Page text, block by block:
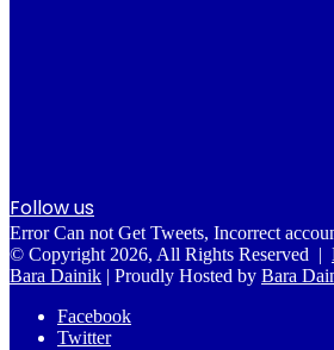
Follow us
Error Can not Get Tweets, Incorrect
© Copyright 2026, All Rights Reserved |
Bara Dainik | Proudly Hosted by Bara
Facebook
Twitter